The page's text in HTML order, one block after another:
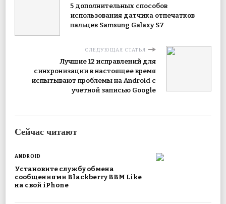
5 дополнительных способов
использования датчика отпечатков
пальцев Samsung Galaxy S7
СЛЕДУЮЩАЯ СТАТЬЯ
Лучшие 12 исправлений для
синхронизации в настоящее время
испытывают проблемы на Android с
учетной записью Google
Сейчас читают
ANDROID
Установите службу обмена
сообщениями Blackberry BBM Like
на свой iPhone